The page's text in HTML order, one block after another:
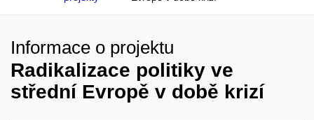
Informace o projektu
Radikalizace politiky ve
střední Evropě v době krizí